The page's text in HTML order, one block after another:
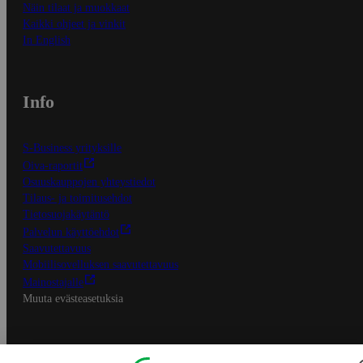
Näin tilaat ja muokkaat
Kaikki ohjeet ja vinkit
In English
Info
S-Business yrityksille
Oiva-raportit
Osuuskauppojen yhteystiedot
Tilaus- ja toimitusehdot
Tietosuojakäytäntö
Palvelun käyttöehdot
Saavutettavuus
Mobiilisovelluksen saavutettavuus
Mainostajalle
Muuta evästeasetuksia